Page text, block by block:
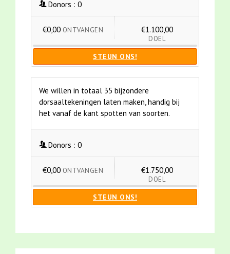
Donors : 0
€0,00 ONTVANGEN €1.100,00
DOEL
STEUN ONS!
We willen in totaal 35 bijzondere
dorsaaltekeningen laten maken, handig bij
het vanaf de kant spotten van soorten.
Donors : 0
€0,00 ONTVANGEN €1.750,00
DOEL
STEUN ONS!